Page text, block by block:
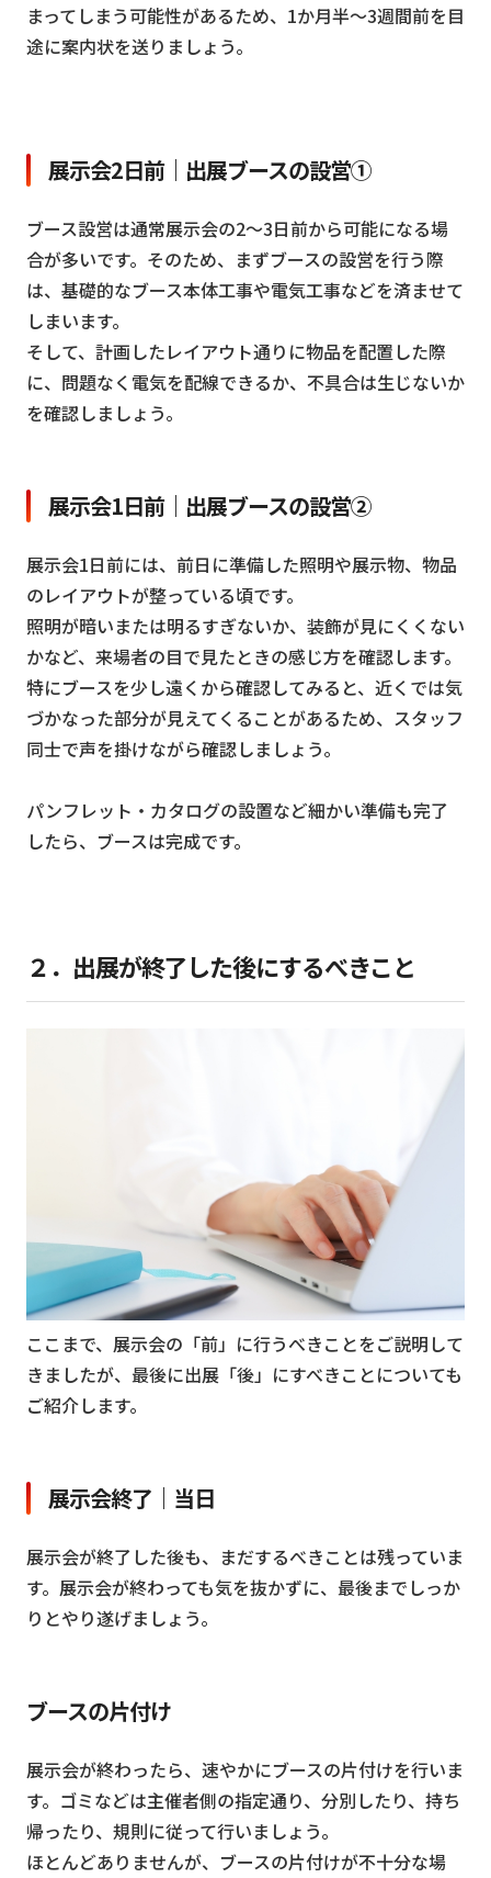
まってしまう可能性があるため、1か月半～3週間前を目
途に案内状を送りましょう。
展示会2日前｜出展ブースの設営①
ブース設営は通常展示会の2～3日前から可能になる場
合が多いです。そのため、まずブースの設営を行う際
は、基礎的なブース本体工事や電気工事などを済ませて
しまいます。
そして、計画したレイアウト通りに物品を配置した際
に、問題なく電気を配線できるか、不具合は生じないか
を確認しましょう。
展示会1日前｜出展ブースの設営②
展示会1日前には、前日に準備した照明や展示物、物品
のレイアウトが整っている頃です。
照明が暗いまたは明るすぎないか、装飾が見にくくない
かなど、来場者の目で見たときの感じ方を確認します。
特にブースを少し遠くから確認してみると、近くでは気
づかなった部分が見えてくることがあるため、スタッフ
同士で声を掛けながら確認しましょう。
パンフレット・カタログの設置など細かい準備も完了
したら、ブースは完成です。
２．出展が終了した後にするべきこと
ここまで、展示会の「前」に行うべきことをご説明して
きましたが、最後に出展「後」にすべきことについても
ご紹介します。
展示会終了｜当日
展示会が終了した後も、まだするべきことは残っていま
す。展示会が終わっても気を抜かずに、最後までしっか
りとやり遂げましょう。
ブースの片付け
展示会が終わったら、速やかにブースの片付けを行いま
す。ゴミなどは主催者側の指定通り、分別したり、持ち
帰ったり、規則に従って行いましょう。
ほとんどありませんが、ブースの片付けが不十分な場